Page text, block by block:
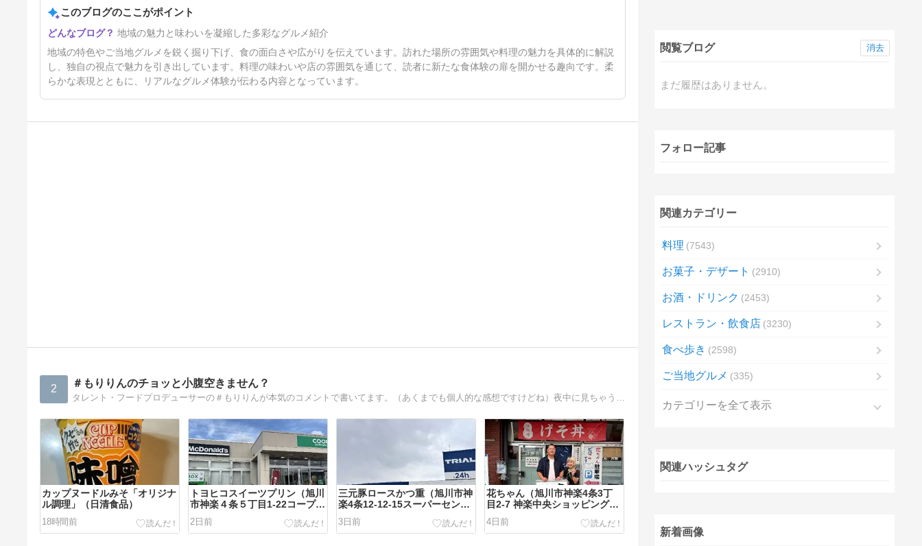
やっぱりコマ焼きだよね 台湾
料理 八福 船橋店
5日前
このブログのここがポイント
地域の魅力と味わいを凝縮した多彩なグルメ紹介
地域の特色やご当地グルメを鋭く掘り下げ、食の面白さや広がりを伝えています。訪れた場所の雰囲気や料理の魅力を具体的に解説
し、独自の視点で魅力を引き出しています。料理の味わいや店の雰囲気を通じて、読者に新たな食体験の扉を開かせる趣向です。柔
らかな表現とともに、リアルなグルメ体験が伝わる内容となっています。
2 ＃もりりんのチョッと小腹空きません？
カップヌードルみそ「オリジナ
ル調理」（日清食品）
18時間前
トヨヒコスイーツプリン（旭川
市神楽４条５丁目1-22コープさ
っぽろ神楽店）
2日前
三元豚ロースかつ重（旭川市神
楽4条12-12-15スーパーセンタ
ートライアル神楽店）
3日前
花ちゃん（旭川市神楽4条3丁
目2-7 神楽中央ショッピングプ
ラザ 1F）
4日前
閲覧ブログ
まだ履歴はありません。
消去
フォロー記事
関連カテゴリー
料理 7543
お菓子・デザート 2910
お酒・ドリンク 2453
レストラン・飲食店 3230
食べ歩き 2598
ご当地グルメ 335
カテゴリーを全て表示
関連ハッシュタグ
新着画像